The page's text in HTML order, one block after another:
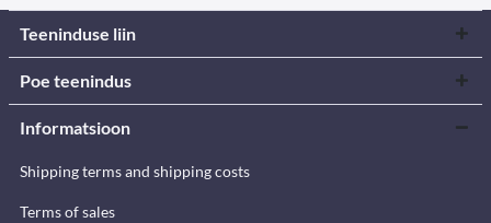
Teeninduse liin
Poe teenindus
Informatsioon
Shipping terms and shipping costs
Terms of sales